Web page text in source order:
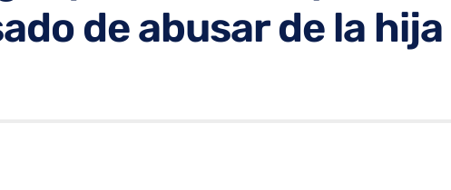
de abusar de la hija